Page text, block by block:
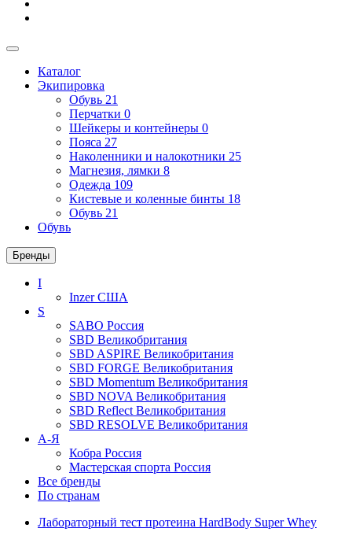
Каталог
Экипировка
Обувь 21
Перчатки 0
Шейкеры и контейнеры 0
Пояса 27
Наколенники и налокотники 25
Магнезия, лямки 8
Одежда 109
Кистевые и коленные бинты 18
Обувь 21
Обувь
Бренды
I
InzerСША
S
SABO Россия
SBD Великобритания
SBD ASPIRE Великобритания
SBD FORGE Великобритания
SBD Momentum Великобритания
SBD NOVA Великобритания
SBD Reflect Великобритания
SBD RESOLVE Великобритания
А-Я
Кобра Россия
Мастерская спорта Россия
Все бренды
По странам
Лабораторный тест протеина HardBody Super Whey